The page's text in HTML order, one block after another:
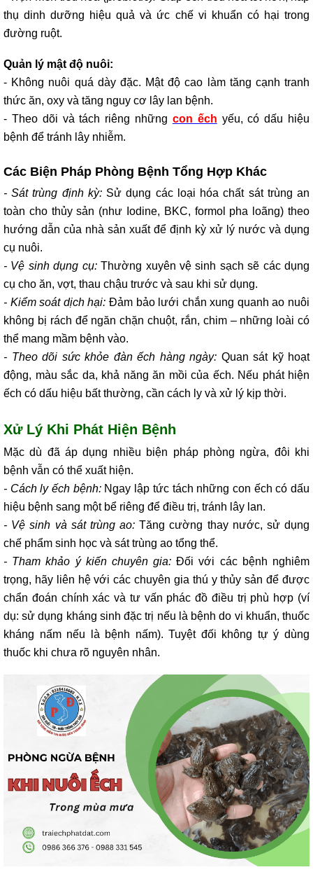
thụ dinh dưỡng hiệu quả và ức chế vi khuẩn có hại trong
đường ruột.
Quản lý mật độ nuôi:
- Không nuôi quá dày đặc. Mật độ cao làm tăng cạnh tranh
thức ăn, oxy và tăng nguy cơ lây lan bệnh.
- Theo dõi và tách riêng những con ếch yếu, có dấu hiệu
bệnh để tránh lây nhiễm.
Các Biện Pháp Phòng Bệnh Tổng Hợp Khác
- Sát trùng định kỳ: Sử dụng các loại hóa chất sát trùng an
toàn cho thủy sản (như Iodine, BKC, formol pha loãng) theo
hướng dẫn của nhà sản xuất để định kỳ xử lý nước và dụng
cụ nuôi.
- Vệ sinh dụng cụ:Thường xuyên vệ sinh sạch sẽ các dụng
cụ cho ăn, vợt, thau chậu trước và sau khi sử dụng.
- Kiểm soát dịch hại: Đảm bảo lưới chắn xung quanh ao nuôi
không bị rách để ngăn chặn chuột, rắn, chim – những loài có
thể mang mầm bệnh vào.
- Theo dõi sức khỏe đàn ếch hàng ngày: Quan sát kỹ hoạt
động, màu sắc da, khả năng ăn mồi của ếch. Nếu phát hiện
ếch có dấu hiệu bất thường, cần cách ly và xử lý kịp thời.
Xử Lý Khi Phát Hiện Bệnh
Mặc dù đã áp dụng nhiều biện pháp phòng ngừa, đôi khi
bệnh vẫn có thể xuất hiện.
- Cách ly ếch bệnh: Ngay lập tức tách những con ếch có dấu
hiệu bệnh sang một bể riêng để điều trị, tránh lây lan.
- Vệ sinh và sát trùng ao:Tăng cường thay nước, sử dụng
chế phẩm sinh học và sát trùng ao tổng thể.
- Tham khảo ý kiến chuyên gia:Đối với các bệnh nghiêm
trọng, hãy liên hệ với các chuyên gia thú y thủy sản để được
chẩn đoán chính xác và tư vấn phác đồ điều trị phù hợp (ví
dụ: sử dụng kháng sinh đặc trị nếu là bệnh do vi khuẩn, thuốc
kháng nấm nếu là bệnh nấm). Tuyệt đối không tự ý dùng
thuốc khi chưa rõ nguyên nhân.